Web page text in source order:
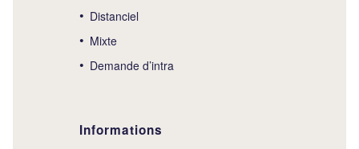
Distanciel
Mixte
Demande d’intra
Informations